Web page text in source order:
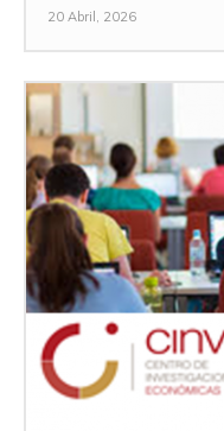
20 Abril, 2026